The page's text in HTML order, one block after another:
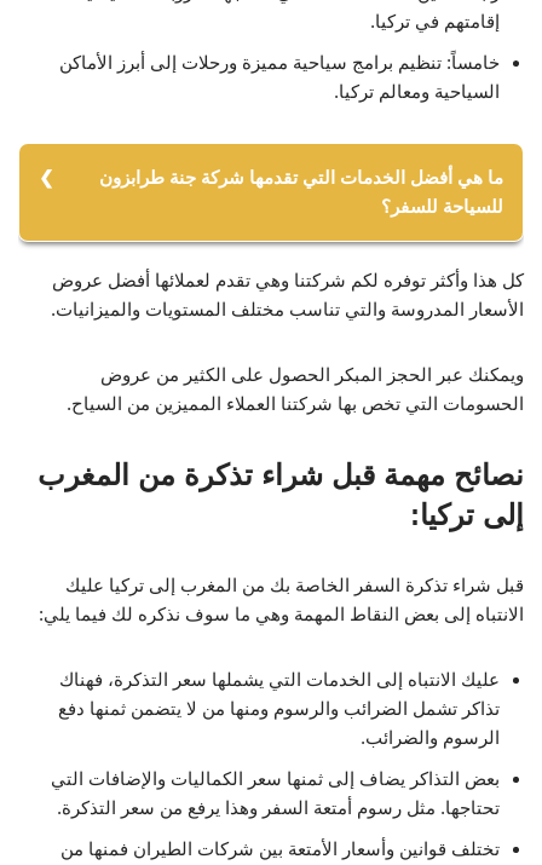
إقامتهم في تركيا.
خامساً: تنظيم برامج سياحية مميزة ورحلات إلى أبرز الأماكن
السياحية ومعالم تركيا.
ما هي أفضل الخدمات التي تقدمها شركة جنة طرابزون
للسياحة للسفر؟
من الشركة إلى أماكن إقامتهم.
لمن يرغب من السياح.
أسبوعي.
4- تأمين كافة التنقلات التي تحتاجها الغروبات السياحية أثناء
5- تنظيم برامج سياحية مميزة ورحلات إلى أبرز الأماكن
كل هذا وأكثر توفره لكم شركتنا وهي تقدم لعملائها أفضل عروض
الأسعار المدروسة والتي تناسب مختلف المستويات والميزانيات.
ويمكنك عبر الحجز المبكر الحصول على الكثير من عروض
الحسومات التي تخص بها شركتنا العملاء المميزين من السياح.
نصائح مهمة قبل شراء تذكرة من المغرب
إلى تركيا:
قبل شراء تذكرة السفر الخاصة بك من المغرب إلى تركيا عليك
الانتباه إلى بعض النقاط المهمة وهي ما سوف نذكره لك فيما يلي:
عليك الانتباه إلى الخدمات التي يشملها سعر التذكرة، فهناك
تذاكر تشمل الضرائب والرسوم ومنها من لا يتضمن ثمنها دفع
الرسوم والضرائب.
بعض التذاكر يضاف إلى ثمنها سعر الكماليات والإضافات التي
تحتاجها. مثل رسوم أمتعة السفر وهذا يرفع من سعر التذكرة.
تختلف قوانين وأسعار الأمتعة بين شركات الطيران فمنها من